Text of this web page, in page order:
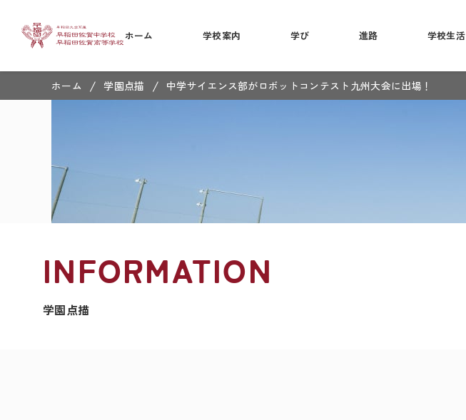
ホーム 学校案内 学び 進路 学校生活
ホーム / 学園点描 / 中学サイエンス部がロボットコンテスト九州大会に出場！
INFORMATION
学園点描